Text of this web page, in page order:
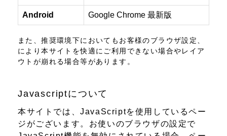
Android Google Chrome 最新版
また、推奨環境下においてもお客様のブラウザ設定、
により本サイトを快適にご利用できない場合やレイア
ウトが崩れる場合等があります。
Javascriptについて
本サイトでは、JavaScriptを使用しているペー
ジがございます。お使いのブラウザの設定で